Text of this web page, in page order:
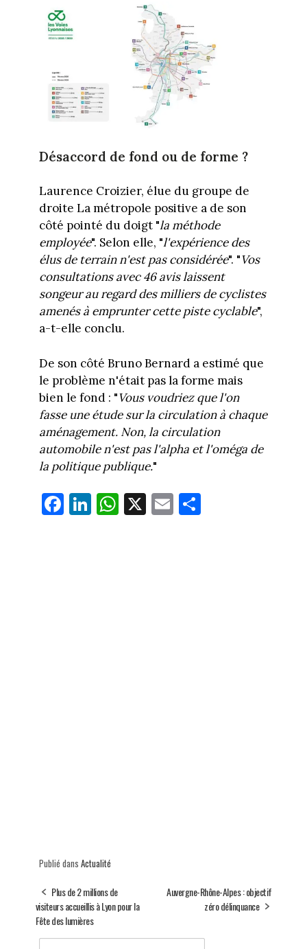
Désaccord de fond ou de forme ?
Laurence Croizier, élue du groupe de
droite La métropole positive a de son
côté pointé du doigt "la méthode
employée". Selon elle, "l'expérience des
élus de terrain n'est pas considérée". "Vos
consultations avec 46 avis laissent
songeur au regard des milliers de cyclistes
amenés à emprunter cette piste cyclable",
a-t-elle conclu.
De son côté Bruno Bernard a estimé que
le problème n'était pas la forme mais
bien le fond : "Vous voudriez que l'on
fasse une étude sur la circulation à chaque
aménagement. Non, la circulation
automobile n'est pas l'alpha et l'oméga de
la politique publique."
Fa
ce
Li
nk
W
ha
X E
m
Pa
Publié dans Actualité
Plus de 2 millions de
visiteurs accueillis à Lyon pour la
Fête des lumières
Auvergne-Rhône-Alpes : objectif
zéro délinquance